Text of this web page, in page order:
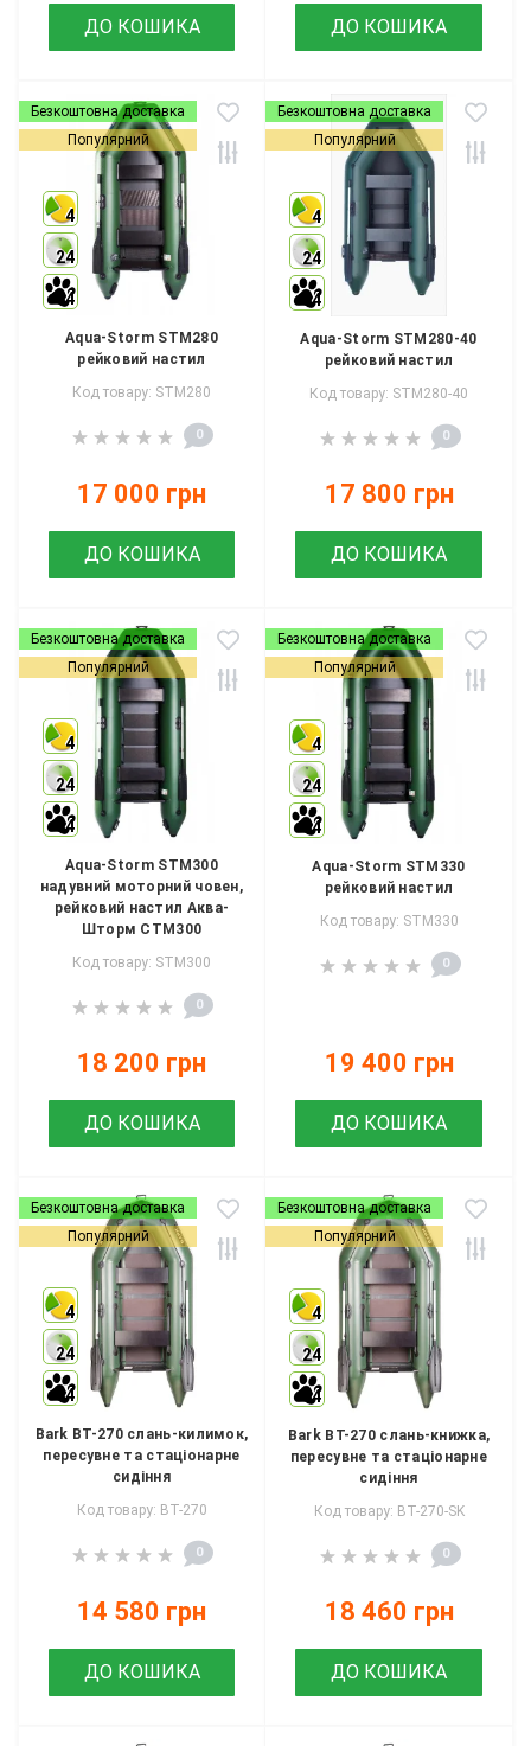
ДО КОШИКА ДО КОШИКА
Безкоштовна доставка
Популярний
4
24
4
Aqua-Storm STM280
рейковий настил
Код товару: STM280
0
17 000 грн
ДО КОШИКА
Безкоштовна доставка
Популярний
4
24
4
Aqua-Storm STM280-40
рейковий настил
Код товару: STM280-40
0
17 800 грн
ДО КОШИКА
Безкоштовна доставка
Популярний
4
24
4
Aqua-Storm STM300
надувний моторний човен,
рейковий настил Аква-
Шторм СТМ300
Код товару: STM300
0
18 200 грн
ДО КОШИКА
Безкоштовна доставка
Популярний
4
24
4
Aqua-Storm STM330
рейковий настил
Код товару: STM330
0
19 400 грн
ДО КОШИКА
Безкоштовна доставка
Популярний
4
24
4
Bark BT-270 слань-килимок,
пересувне та стаціонарне
сидіння
Код товару: BT-270
0
14 580 грн
ДО КОШИКА
Безкоштовна доставка
Популярний
4
24
4
Bark BT-270 слань-книжка,
пересувне та стаціонарне
сидіння
Код товару: BT-270-SK
0
18 460 грн
ДО КОШИКА